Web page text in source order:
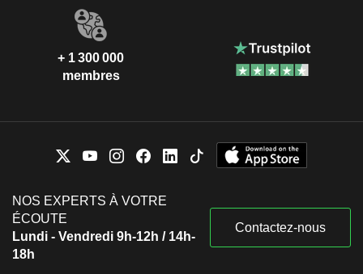
+ 1 300 000
membres
NOS EXPERTS À VOTRE
ÉCOUTE
Lundi - Vendredi 9h-12h / 14h-
18h
Contactez-nous